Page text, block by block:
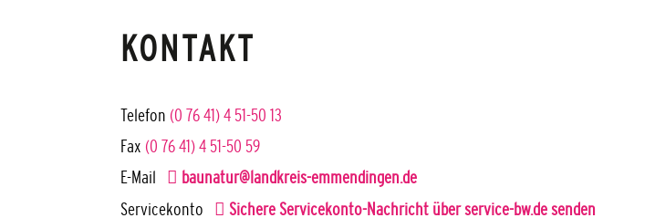
KONTAKT
Telefon (0 7641) 4 51-50 13
Fax (0 7641) 4 51-50 59
E-Mail
baunatur@landkreis-emmendingen.de
Servicekonto
Sichere Servicekonto-Nachricht über service-bw.de senden